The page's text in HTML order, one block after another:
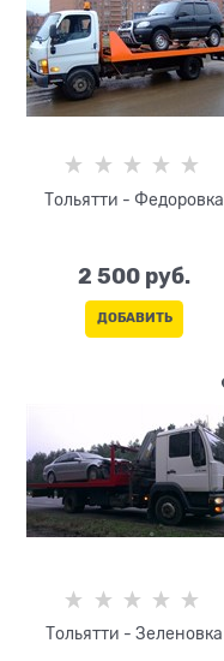
Тольятти - Федоровка
2 500 руб.
ДОБАВИТЬ
Тольятти - Зеленовка